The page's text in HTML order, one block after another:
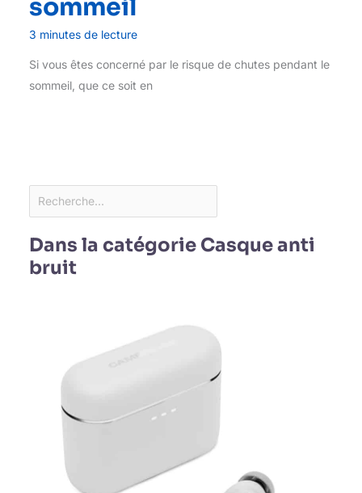
sommeil
3 minutes de lecture
Si vous êtes concerné par le risque de chutes pendant le
sommeil, que ce soit en
Dans la catégorie Casque anti
bruit